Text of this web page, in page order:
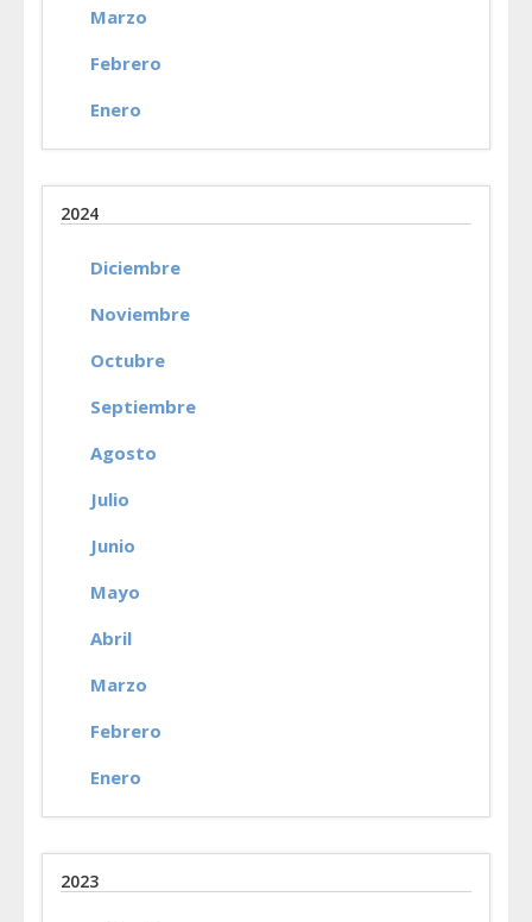
Marzo
Febrero
Enero
2024
Diciembre
Noviembre
Octubre
Septiembre
Agosto
Julio
Junio
Mayo
Abril
Marzo
Febrero
Enero
2023